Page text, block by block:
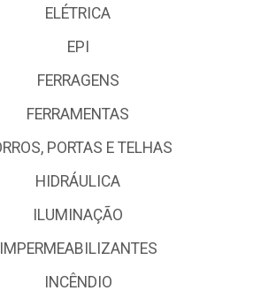
ELÉTRICA
EPI
FERRAGENS
FERRAMENTAS
PORTAS E TELHAS
HIDRÁULICA
ILUMINAÇÃO
IMPERMEABILIZANTES
INCÊNDIO